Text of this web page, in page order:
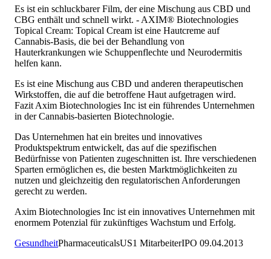
Es ist ein schluckbarer Film, der eine Mischung aus CBD und
CBG enthält und schnell wirkt. - AXIM® Biotechnologies
Topical Cream: Topical Cream ist eine Hautcreme auf
Cannabis-Basis, die bei der Behandlung von
Hauterkrankungen wie Schuppenflechte und Neurodermitis
helfen kann.
Es ist eine Mischung aus CBD und anderen therapeutischen
Wirkstoffen, die auf die betroffene Haut aufgetragen wird.
Fazit Axim Biotechnologies Inc ist ein führendes Unternehmen
in der Cannabis-basierten Biotechnologie.
Das Unternehmen hat ein breites und innovatives
Produktspektrum entwickelt, das auf die spezifischen
Bedürfnisse von Patienten zugeschnitten ist. Ihre verschiedenen
Sparten ermöglichen es, die besten Marktmöglichkeiten zu
nutzen und gleichzeitig den regulatorischen Anforderungen
gerecht zu werden.
Axim Biotechnologies Inc ist ein innovatives Unternehmen mit
enormem Potenzial für zukünftiges Wachstum und Erfolg.
GesundheitPharmaceuticalsUS1 MitarbeiterIPO 09.04.2013